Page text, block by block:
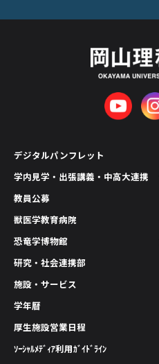
デジタルパンフレット
学内見学・出張講義・中高大連携
教員公募
獣医学教育病院
恐竜学博物館
研究・社会連携部
施設・サービス
学年暦
厚生施設営業日程
ｿｰｼｬﾙﾒﾃﾞｨｱ利用ｶﾞｲﾄﾞﾗｲﾝ